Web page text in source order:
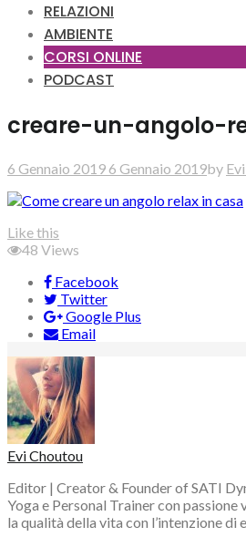
RELAZIONI
AMBIENTE
CORSI ONLINE
PODCAST
creare-un-angolo-
6 Gennaio 2019 6 Gennaio 2019by
Like this
48 Views
Facebook
Twitter
Google Plus
Email
Evi Choutou
Editor | Creator & Founder of SATI
Yoga e Personal Trainer con
la qualità della vita con l’intenzione di